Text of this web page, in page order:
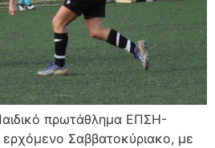
πρωτάθλημα ΕΠΣΗ-
ερχόμενο Σαββατοκύριακο, με